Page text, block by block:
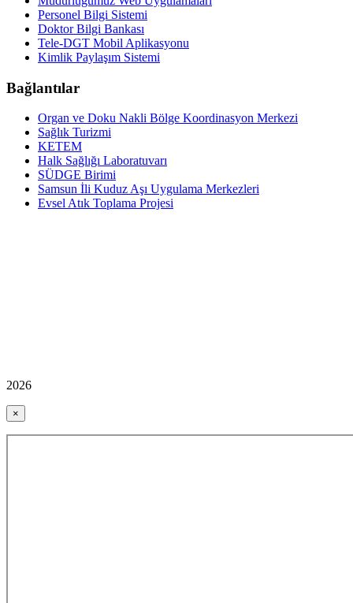
Personel Bilgi Sistemi
Doktor Bilgi Bankası
Tele-DGT Mobil Aplikasyonu
Kimlik Paylaşım Sistemi
Bağlantılar
Organ ve Doku Nakli Bölge Koordinasyon Merkezi
Sağlık Turizmi
KETEM
Halk Sağlığı Laboratuvarı
SÜDGE Birimi
Samsun İli Kuduz Aşı Uygulama Merkezleri
Evsel Atık Toplama Projesi
2026
×